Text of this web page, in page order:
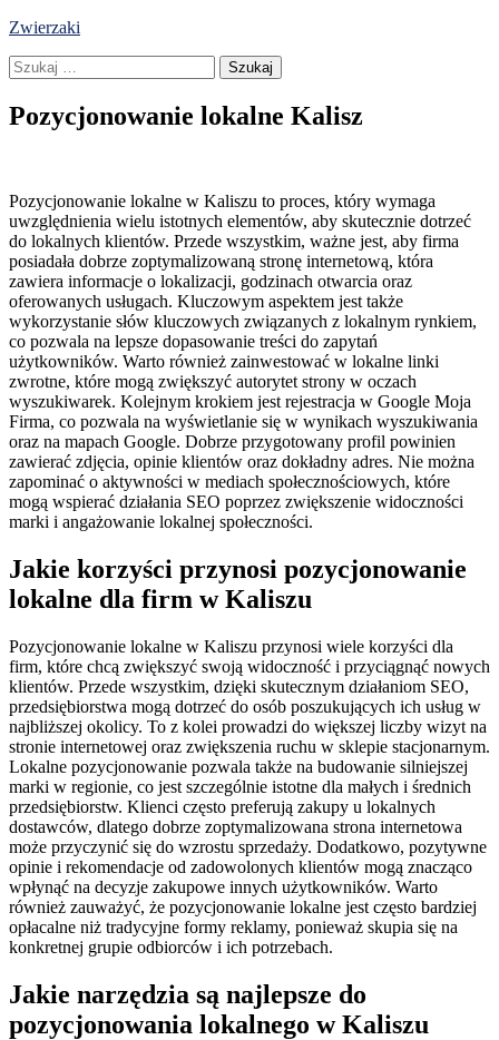
Skip
content
Zwierzaki
Szukaj:
Pozycjonowanie lokalne Kalisz
Pozycjonowanie lokalne w Kaliszu to proces, który wymaga
uwzględnienia wielu istotnych elementów, aby skutecznie dotrzeć
do lokalnych klientów. Przede wszystkim, ważne jest, aby firma
posiadała dobrze zoptymalizowaną stronę internetową, która
zawiera informacje o lokalizacji, godzinach otwarcia oraz
oferowanych usługach. Kluczowym aspektem jest także
wykorzystanie słów kluczowych związanych z lokalnym rynkiem,
co pozwala na lepsze dopasowanie treści do zapytań
użytkowników. Warto również zainwestować w lokalne linki
zwrotne, które mogą zwiększyć autorytet strony w oczach
wyszukiwarek. Kolejnym krokiem jest rejestracja w Google Moja
Firma, co pozwala na wyświetlanie się w wynikach wyszukiwania
oraz na mapach Google. Dobrze przygotowany profil powinien
zawierać zdjęcia, opinie klientów oraz dokładny adres. Nie można
zapominać o aktywności w mediach społecznościowych, które
mogą wspierać działania SEO poprzez zwiększenie widoczności
marki i angażowanie lokalnej społeczności.
Jakie korzyści przynosi pozycjonowanie
lokalne dla firm w Kaliszu
Pozycjonowanie lokalne w Kaliszu przynosi wiele korzyści dla
firm, które chcą zwiększyć swoją widoczność i przyciągnąć nowych
klientów. Przede wszystkim, dzięki skutecznym działaniom SEO,
przedsiębiorstwa mogą dotrzeć do osób poszukujących ich usług w
najbliższej okolicy. To z kolei prowadzi do większej liczby wizyt na
stronie internetowej oraz zwiększenia ruchu w sklepie stacjonarnym.
Lokalne pozycjonowanie pozwala także na budowanie silniejszej
marki w regionie, co jest szczególnie istotne dla małych i średnich
przedsiębiorstw. Klienci często preferują zakupy u lokalnych
dostawców, dlatego dobrze zoptymalizowana strona internetowa
może przyczynić się do wzrostu sprzedaży. Dodatkowo, pozytywne
opinie i rekomendacje od zadowolonych klientów mogą znacząco
wpłynąć na decyzje zakupowe innych użytkowników. Warto
również zauważyć, że pozycjonowanie lokalne jest często bardziej
opłacalne niż tradycyjne formy reklamy, ponieważ skupia się na
konkretnej grupie odbiorców i ich potrzebach.
Jakie narzędzia są najlepsze do
pozycjonowania lokalnego w Kaliszu